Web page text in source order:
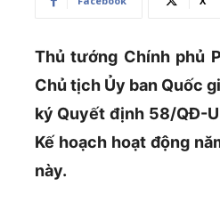
Thủ tướng Chính phủ
Chủ tịch Ủy ban Quốc
ký Quyết định 58/QĐ-
Kế hoạch hoạt động
này.